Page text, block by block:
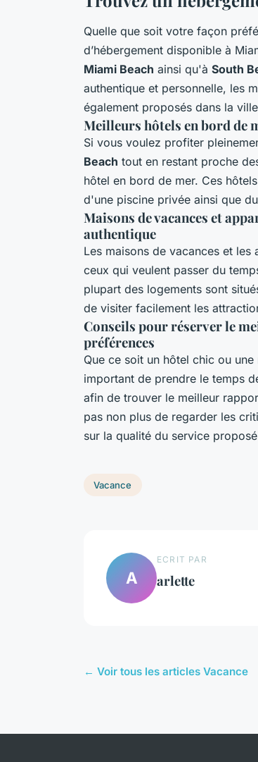
Quelle que soit votre façon
d’hébergement disponible à
Miami Beach ainsi qu'à South
authentique et personnelle, les
également proposés dans la
Meilleurs hôtels en bord de
Si vous voulez profiter
Beach tout en restant proche
hôtel en bord de mer. Ces
d'une piscine privée ainsi que
Maisons de vacances et
authentique
Les maisons de vacances et
ceux qui veulent passer du
plupart des logements sont
de visiter facilement les
Conseils pour réserver le
préférences
Que ce soit un hôtel chic ou
important de prendre le temps
afin de trouver le meilleur
pas non plus de regarder les
sur la qualité du service
Vacance
A
ECRIT PAR
arlette
← Voir tous les articles Vacance